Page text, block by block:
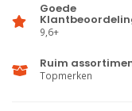
Goede
9,6+
Ruim
Topmerken